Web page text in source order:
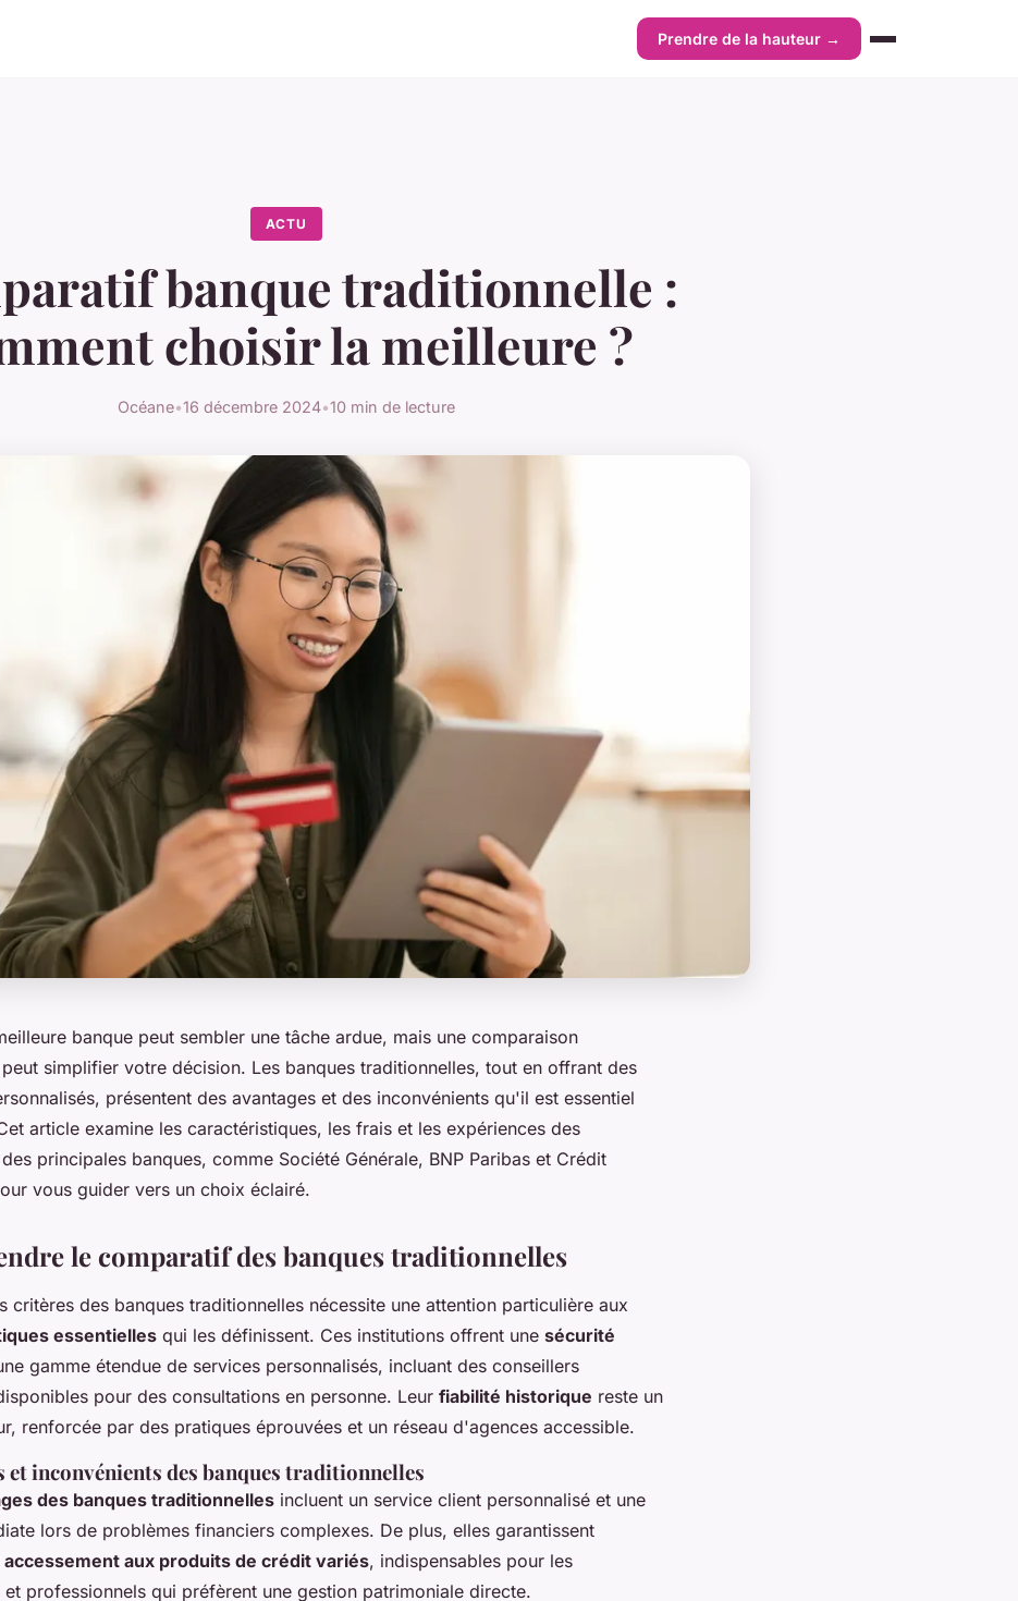
Prendre de la hauteur →
ACTU
banque traditionnelle :
choisir la meilleure ?
Océane•16 décembre 2024•10 min de lecture
banque peut sembler une tâche ardue, mais une comparaison
peut simplifier votre décision. Les banques traditionnelles, tout en offrant des
présentent des avantages et des inconvénients qu'il est essentiel
article examine les caractéristiques, les frais et les expériences des
principales banques, comme Société Générale, BNP Paribas et Crédit
vous guider vers un choix éclairé.
le comparatif des banques traditionnelles
critères des banques traditionnelles nécessite une attention particulière aux
essentielles qui les définissent. Ces institutions offrent une sécurité
gamme étendue de services personnalisés, incluant des conseillers
pour des consultations en personne. Leur fiabilité historique reste un
renforcée par des pratiques éprouvées et un réseau d'agences accessible.
et inconvénients des banques traditionnelles
des banques traditionnelles incluent un service client personnalisé et une
lors de problèmes financiers complexes. De plus, elles garantissent
accessement aux produits de crédit variés, indispensables pour les
et professionnels qui préfèrent une gestion patrimoniale directe.